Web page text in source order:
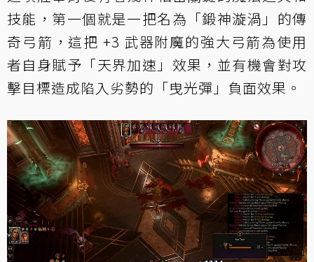
技能，第一個就是一把名為「鍛神漩渦」的傳
奇弓箭，這把 +3 武器附魔的強大弓箭為使用
者自身賦予「天界加速」效果，並有機會對攻
擊目標造成陷入劣勢的「曳光彈」負面效果。